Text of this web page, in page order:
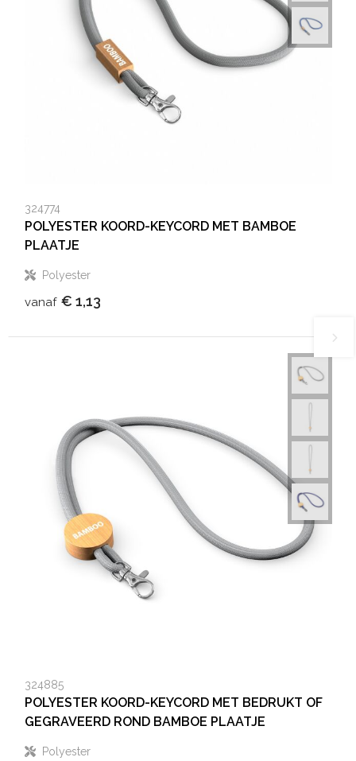
324774
POLYESTER KOORD-KEYCORD MET BAMBOE
PLAATJE
Polyester
vanaf € 1,13
324885
POLYESTER KOORD-KEYCORD MET BEDRUKT OF
GEGRAVEERD ROND BAMBOE PLAATJE
Polyester